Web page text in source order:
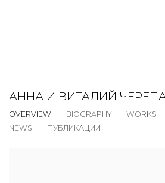
АННА И ВИТАЛИЙ
OVERVIEW BIOGRAPHY WORKS
NEWS
ПУБЛИКАЦИИ